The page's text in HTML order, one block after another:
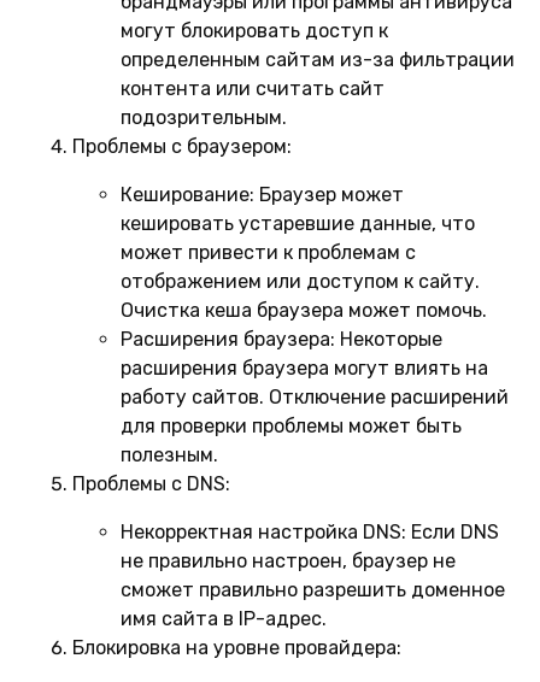
могут блокировать доступ к
определенным сайтам из-за фильтрации
контента или считать сайт
подозрительным.
Проблемы с браузером:
Кеширование: Браузер может
кешировать устаревшие данные, что
может привести к проблемам с
отображением или доступом к сайту.
Очистка кеша браузера может помочь.
Расширения браузера: Некоторые
расширения браузера могут влиять на
работу сайтов. Отключение расширений
для проверки проблемы может быть
полезным.
Проблемы с DNS:
Некорректная настройка DNS: Если DNS
не правильно настроен, браузер не
сможет правильно разрешить доменное
имя сайта в IP-адрес.
Блокировка на уровне провайдера: